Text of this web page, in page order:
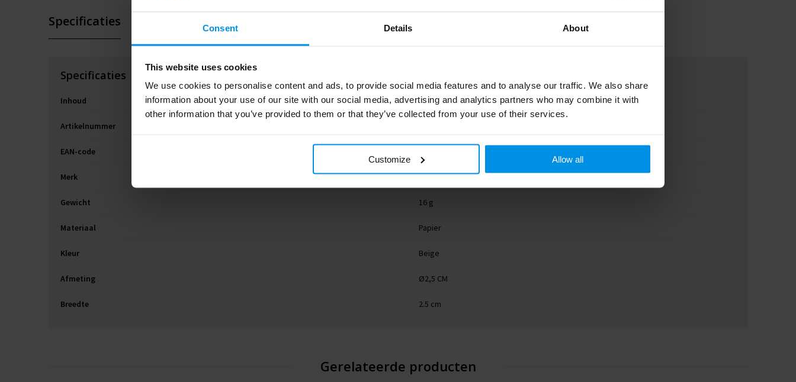
Consent Details About
This website uses cookies
We use cookies to personalise content and ads, to provide social media features and to analyse our traffic. We also share
information about your use of our site with our social media, advertising and analytics partners who may combine it with
other information that you’ve provided to them or that they’ve collected from your use of their services.
Customize Allow all
Specificaties
Specificaties
Inhoud 0.095
Artikelnummer
EAN-code
Merk midocean
Gewicht 16 g
Materiaal Papier
Kleur Beige
Afmeting Ø2,5 CM
Breedte 2.5 cm
Gerelateerde producten